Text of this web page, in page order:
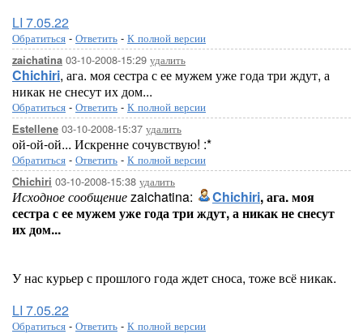
LI 7.05.22
Обратиться - Ответить - К полной версии
zaichatina 03-10-2008-15:29 удалить
Chichiri, ага. моя сестра с ее мужем уже года три ждут, а
никак не снесут их дом...
Обратиться - Ответить - К полной версии
Estellene 03-10-2008-15:37 удалить
ой-ой-ой... Искренне сочувствую! :*
Обратиться - Ответить - К полной версии
Chichiri 03-10-2008-15:38 удалить
Исходное сообщениеzaichatina: Chichiri, ага. моя
сестра с ее мужем уже года три ждут, а никак не снесут
их дом...
У нас курьер с прошлого года ждет сноса, тоже всё никак.
LI 7.05.22
Обратиться - Ответить - К полной версии